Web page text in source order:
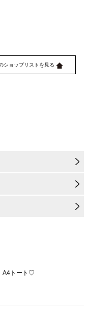
ショップリストを見る
A4トート♡